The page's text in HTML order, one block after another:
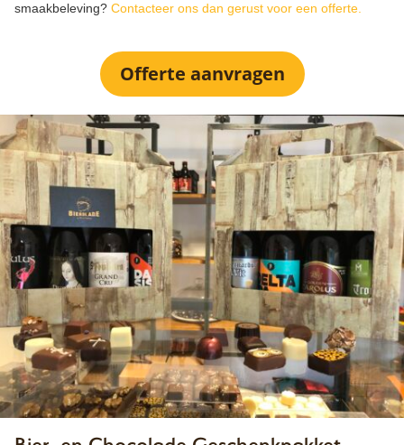
smaakbeleving? Contacteer ons dan gerust voor een offerte.
Offerte aanvragen